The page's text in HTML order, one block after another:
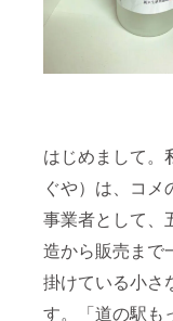
はじめまして。
ぐや）は、コメ
事業者として、
造から販売まで
掛けている小さ
す。「道の駅も